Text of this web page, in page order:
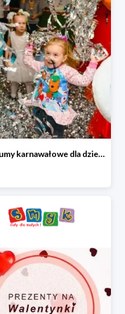
Kostiumy karnawałowe dla dzieci w Smyku do -40%